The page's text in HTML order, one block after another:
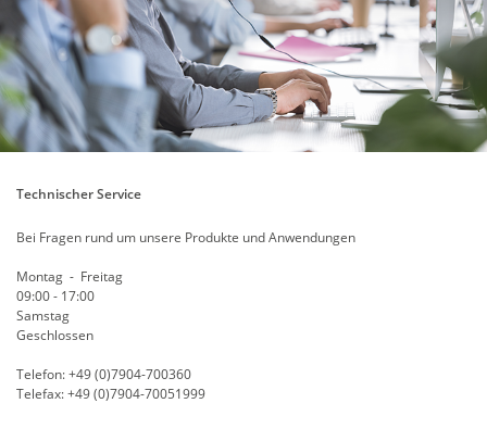
Technischer Service
Bei Fragen rund um unsere Produkte und Anwendungen
Montag - Freitag
09:00 - 17:00
Samstag
Geschlossen
Telefon: +49 (0)7904-700360
Telefax: +49 (0)7904-70051999